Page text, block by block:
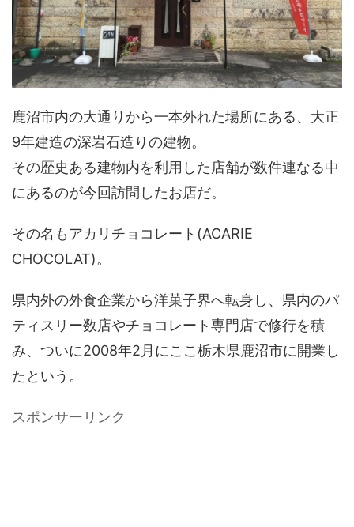
鹿沼市内の大通りから一本外れた場所にある、大正
9年建造の深岩石造りの建物。
その歴史ある建物内を利用した店舗が数件連なる中
にあるのが今回訪問したお店だ。
その名もアカリチョコレート(ACARIE
CHOCOLAT)。
県内外の外食企業から洋菓子界へ転身し、県内のパ
ティスリー数店やチョコレート専門店で修行を積
み、ついに2008年2月にここ栃木県鹿沼市に開業し
たという。
スポンサーリンク